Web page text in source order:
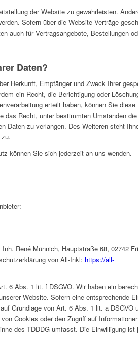
der Website zu gewährleisten.
Sofern über die Website Verträge
auch für Vertragsangebote, Bestellungen
Daten?
Herkunft, Empfänger und Zweck Ihrer
ein Recht, die Berichtigung oder
erteilt haben, können Sie diese
das Recht, unter bestimmten Umständen die
Daten zu verlangen. Des Weiteren steht
können Sie sich jederzeit an uns wenden.
René Münnich, Hauptstraße 68, 02742
von All-Inkl: https://all-
6 Abs. 1 lit. f DSGVO. Wir haben ein
Website. Sofern eine entsprechende
Grundlage von Art. 6 Abs. 1 lit. a DSGVO
Cookies oder den Zugriff auf
des TDDDG umfasst. Die Einwilligung ist